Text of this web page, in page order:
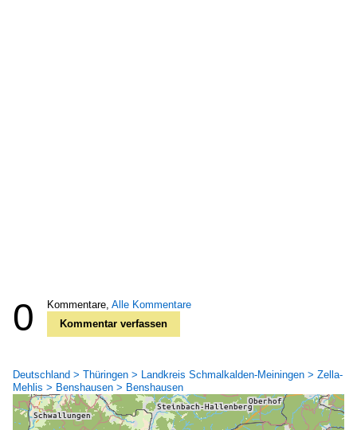
0 Kommentare, Alle Kommentare
Kommentar verfassen
Deutschland > Thüringen > Landkreis Schmalkalden-Meiningen > Zella-
Mehlis > Benshausen > Benshausen